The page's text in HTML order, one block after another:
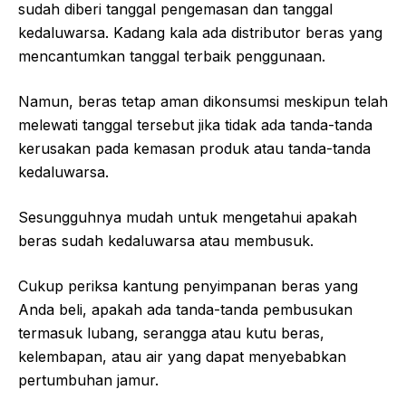
sudah diberi tanggal pengemasan dan tanggal
kedaluwarsa. Kadang kala ada distributor beras yang
mencantumkan tanggal terbaik penggunaan.
Namun, beras tetap aman dikonsumsi meskipun telah
melewati tanggal tersebut jika tidak ada tanda-tanda
kerusakan pada kemasan produk atau tanda-tanda
kedaluwarsa.
Sesungguhnya mudah untuk mengetahui apakah
beras sudah kedaluwarsa atau membusuk.
Cukup periksa kantung penyimpanan beras yang
Anda beli, apakah ada tanda-tanda pembusukan
termasuk lubang, serangga atau kutu beras,
kelembapan, atau air yang dapat menyebabkan
pertumbuhan jamur.